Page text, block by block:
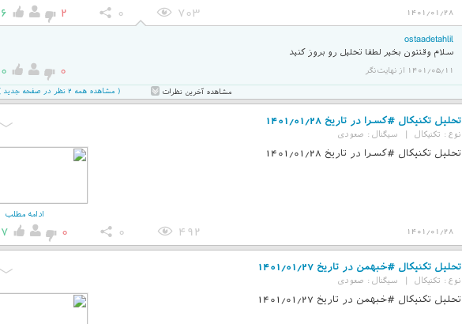
1401/01/28
703
0
2
6
ostaadetahlil
سلام وقتتون بخیر لطفا تحلیل رو بروز کنید
1401/05/11 از نهایت‌نگر 0
0
مشاهده آخرین نظرات ( مشاهده همه 2 نظر در صفحه جدید )
تحلیل تکنیکال #کسرا در تاریخ 1401/01/28
نوع : تکنیکال| سیگنال : صعودی
تحلیل تکنیکال #کسرا در تاریخ 1401/01/28
ادامه مطلب
1401/01/28
492
0
0
7
تحلیل تکنیکال #خبهمن در تاریخ 1401/01/27
نوع : تکنیکال| سیگنال : صعودی
تحلیل تکنیکال #خبهمن در تاریخ 1401/01/27